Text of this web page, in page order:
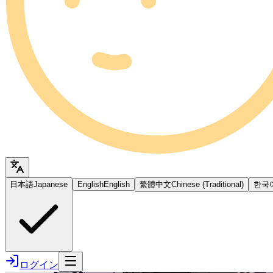
日本語Japanese EnglishEnglish 繁體中文Chinese (Traditional) 한국
ログイン